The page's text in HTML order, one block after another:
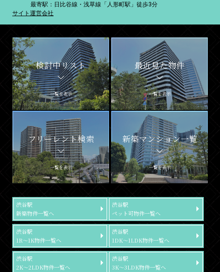
最寄駅：日比谷線・浅草線「人形町駅」徒歩3分
サイト運営会社
検討中リスト
一覧を表示
最近見た物件
一覧を表示
フリーレント検索
一覧を表示
新築マンション一覧
一覧を表示
渋谷駅
新築物件一覧へ
渋谷駅
ペット可物件一覧へ
渋谷駅
1R～1K物件一覧へ
渋谷駅
1DK～1LDK物件一覧へ
渋谷駅
2K～2LDK物件一覧へ
渋谷駅
3K～3LDK物件一覧へ